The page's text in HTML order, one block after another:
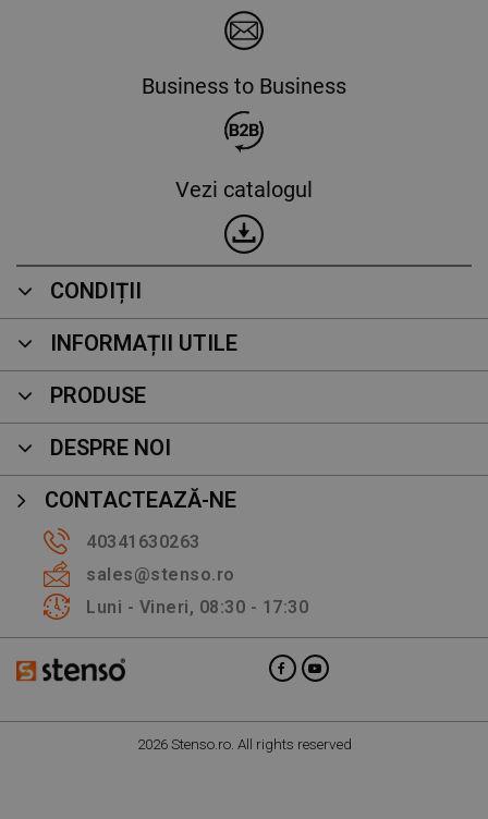
Business to Business
Vezi catalogul
CONDIȚII
INFORMAȚII UTILE
PRODUSE
DESPRE NOI
CONTACTEAZĂ-NE
40341630263
sales@stenso.ro
Luni - Vineri, 08:30 - 17:30
2026 Stenso.ro. All rights reserved